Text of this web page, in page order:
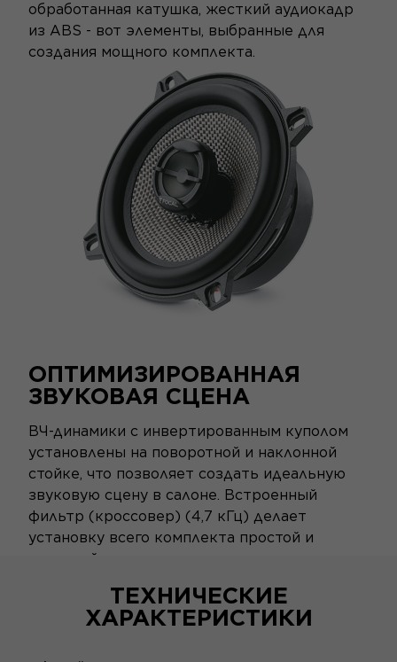
обработанная катушка, жесткий аудиокадр
из ABS - вот элементы, выбранные для
создания мощного комплекта.
ОПТИМИЗИРОВАННАЯ
ЗВУКОВАЯ СЦЕНА
ВЧ-динамики с инвертированным куполом
установлены на поворотной и наклонной
стойке, что позволяет создать идеальную
звуковую сцену в салоне. Встроенный
фильтр (кроссовер) (4,7 кГц) делает
установку всего комплекта простой и
понятной: подключите колонки к
ТЕХНИЧЕСКИЕ
ХАРАКТЕРИСТИКИ